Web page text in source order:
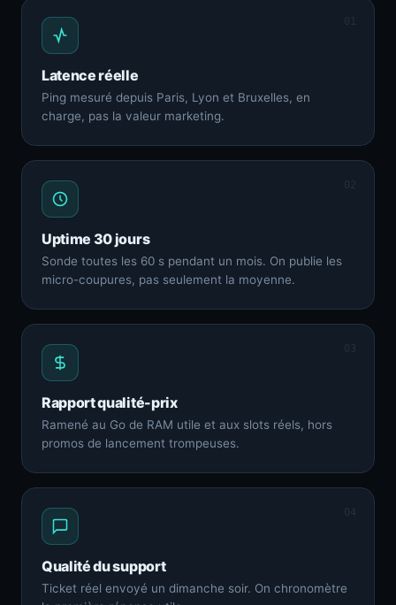
01
Latence réelle
Ping mesuré depuis Paris, Lyon et Bruxelles, en
charge, pas la valeur marketing.
02
Uptime 30 jours
Sonde toutes les 60 s pendant un mois. On publie les
micro-coupures, pas seulement la moyenne.
03
Rapport qualité-prix
Ramené au Go de RAM utile et aux slots réels, hors
promos de lancement trompeuses.
04
Qualité du support
Ticket réel envoyé un dimanche soir. On chronomètre